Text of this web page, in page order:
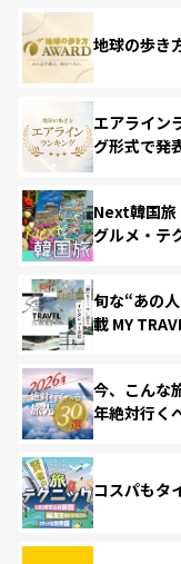
地球の歩き
エアライン
グ形式で発
Next韓国旅
グルメ・テ
旬な“あの
載 MY
今、こんな
年絶対行く
コスパもタ